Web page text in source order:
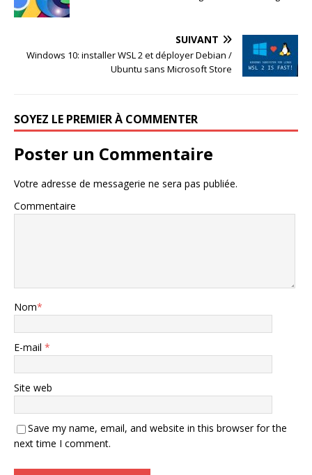
SUIVANT
Windows 10: installer WSL 2 et déployer Debian /
Ubuntu sans Microsoft Store
SOYEZ LE PREMIER À COMMENTER
Poster un Commentaire
Votre adresse de messagerie ne sera pas publiée.
Commentaire
Nom*
E-mail *
Site web
Save my name, email, and website in this browser for the
next time I comment.